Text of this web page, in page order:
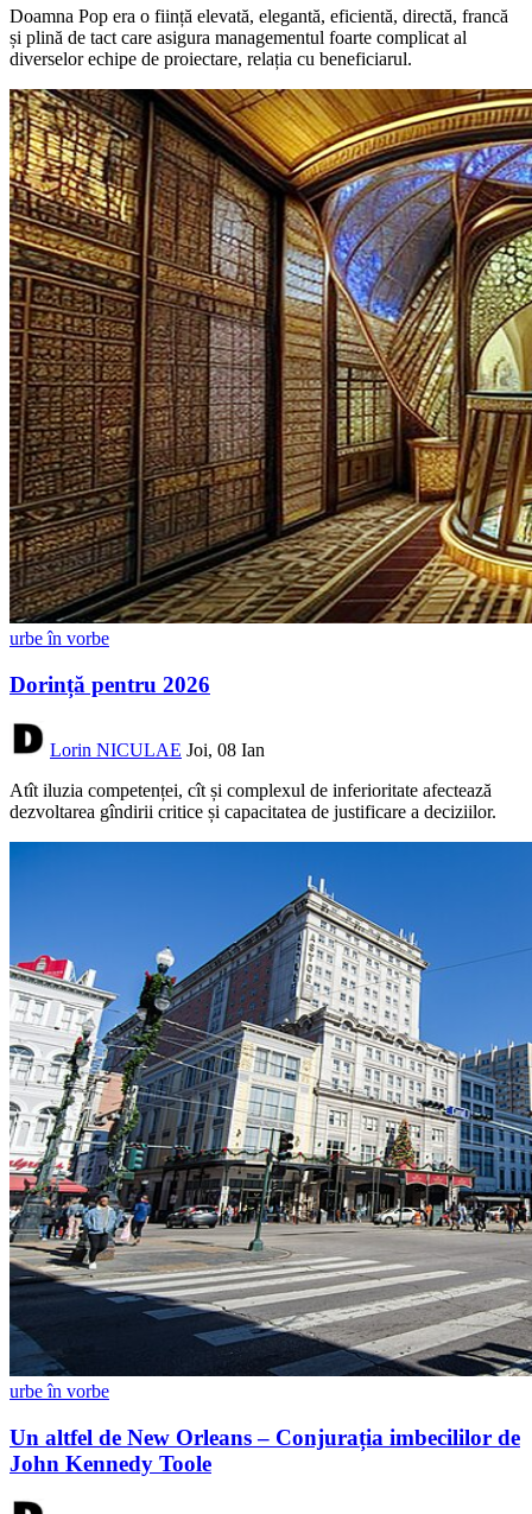
Doamna Pop era o ființă elevată, elegantă, eficientă, directă, francă
și plină de tact care asigura managementul foarte complicat al
diverselor echipe de proiectare, relația cu beneficiarul.
urbe în vorbe
Dorință pentru 2026
Lorin NICULAE Joi, 08 Ian
Atît iluzia competenței, cît și complexul de inferioritate afectează
dezvoltarea gîndirii critice și capacitatea de justificare a deciziilor.
urbe în vorbe
Un altfel de New Orleans – Conjurația imbecililor de
John Kennedy Toole